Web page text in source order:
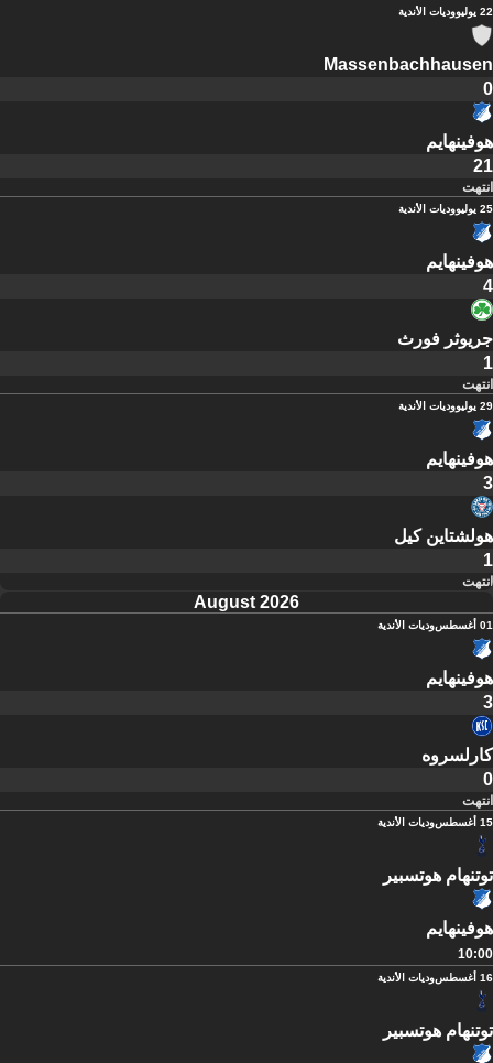
22 يوليو وديات الأندية
Massenbachhausen
0
هوفينهايم
21
انتهت
25 يوليو وديات الأندية
هوفينهايم
4
جريوثر فورث
1
انتهت
29 يوليو وديات الأندية
هوفينهايم
3
هولشتاين كيل
1
انتهت
August 2026
01 أغسطس وديات الأندية
هوفينهايم
3
كارلسروه
0
انتهت
15 أغسطس وديات الأندية
توتنهام هوتسبير
هوفينهايم
10:00
16 أغسطس وديات الأندية
توتنهام هوتسبير